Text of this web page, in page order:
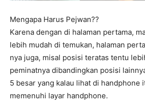
Mengapa Harus Pejwan??
Karena dengan di halaman pertama,
lebih mudah di temukan, halaman
nya juga, misal posisi teratas tentu
peminatnya dibandingkan posisi
5 besar yang kalau lihat di handphone
memenuhi layar handphone.